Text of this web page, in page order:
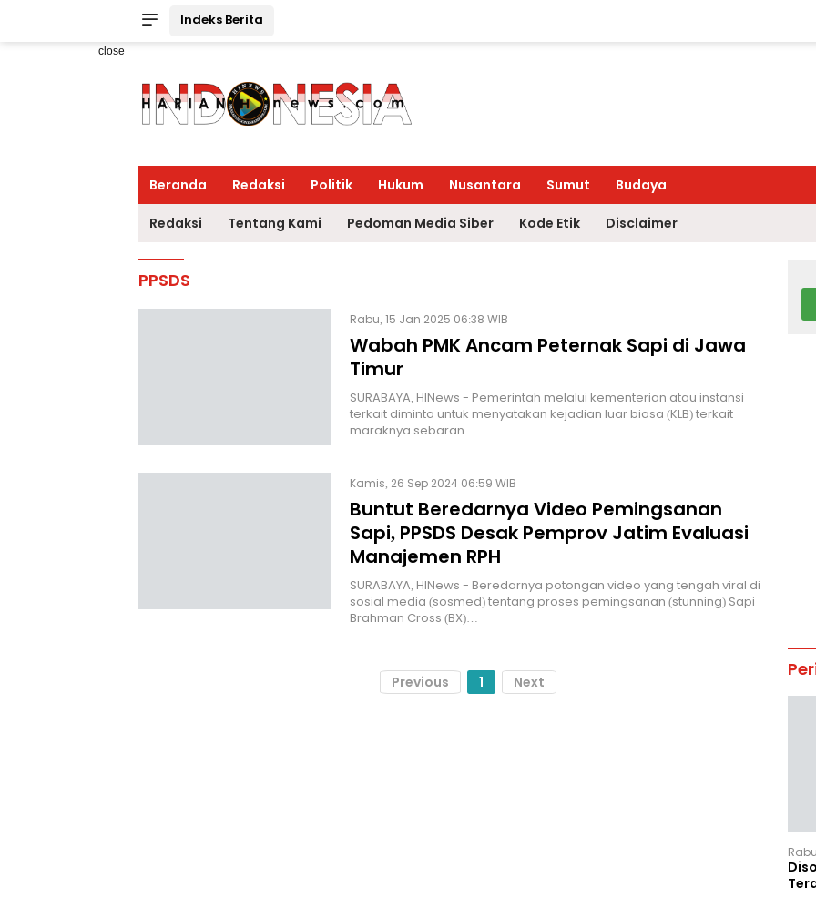
Indeks Berita
close
Beranda Redaksi Politik Hukum Nusantara Sumut Budaya
Redaksi Tentang Kami Pedoman Media Siber Kode Etik Disclaimer
PPSDS
Rabu, 15 Jan 2025 06:38 WIB
Wabah PMK Ancam Peternak Sapi di Jawa
Timur
SURABAYA, HINews - Pemerintah melalui kementerian atau instansi
terkait diminta untuk menyatakan kejadian luar biasa (KLB) terkait
maraknya sebaran…
Kamis, 26 Sep 2024 06:59 WIB
Buntut Beredarnya Video Pemingsanan
Sapi, PPSDS Desak Pemprov Jatim Evaluasi
Manajemen RPH
SURABAYA, HINews - Beredarnya potongan video yang tengah viral di
sosial media (sosmed) tentang proses pemingsanan (stunning) Sapi
Brahman Cross (BX)…
Previous 1 Next